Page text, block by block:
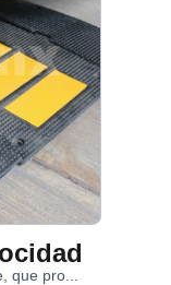
que pro...